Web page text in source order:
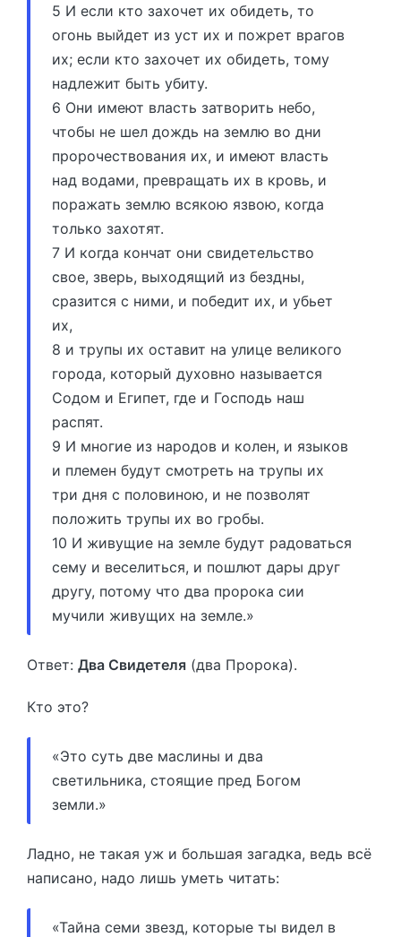
5 И если кто захочет их обидеть, то
огонь выйдет из уст их и пожрет врагов
их; если кто захочет их обидеть, тому
надлежит быть убиту.
6 Они имеют власть затворить небо,
чтобы не шел дождь на землю во дни
пророчествования их, и имеют власть
над водами, превращать их в кровь, и
поражать землю всякою язвою, когда
только захотят.
7 И когда кончат они свидетельство
свое, зверь, выходящий из бездны,
сразится с ними, и победит их, и убьет
их,
8 и трупы их оставит на улице великого
города, который духовно называется
Содом и Египет, где и Господь наш
распят.
9 И многие из народов и колен, и языков
и племен будут смотреть на трупы их
три дня с половиною, и не позволят
положить трупы их во гробы.
10 И живущие на земле будут радоваться
сему и веселиться, и пошлют дары друг
другу, потому что два пророка сии
мучили живущих на земле.»
Ответ: Два Свидетеля (два Пророка).
Кто это?
«Это суть две маслины и два
светильника, стоящие пред Богом
земли.»
Ладно, не такая уж и большая загадка, ведь всё
написано, надо лишь уметь читать:
«Тайна семи звезд, которые ты видел в